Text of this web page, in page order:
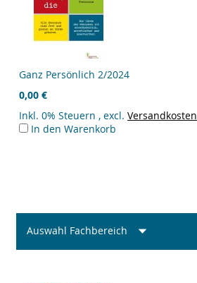
Ganz Persönlich 2/2024
0,00 €
Inkl. 0% Steuern , excl. Versandkosten
In den Warenkorb
Auswahl Fachbereich